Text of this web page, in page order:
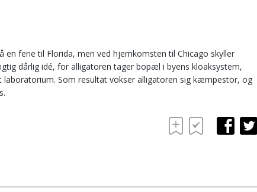
en ferie til Florida, men ved hjemkomsten til Chicago skyller
dårlig idé, for alligatoren tager bopæl i byens kloaksystem,
Som resultat vokser alligatoren sig kæmpestor, og